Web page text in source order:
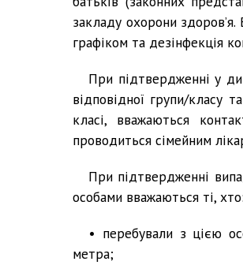
закладу охорони
графіком та дезінфекція
При підтвердженні у
відповідної групи/класу
класі, вважаються
проводиться сімейним
При підтвердженні
особами вважаються ті, хто:
• перебували з цією
метра;